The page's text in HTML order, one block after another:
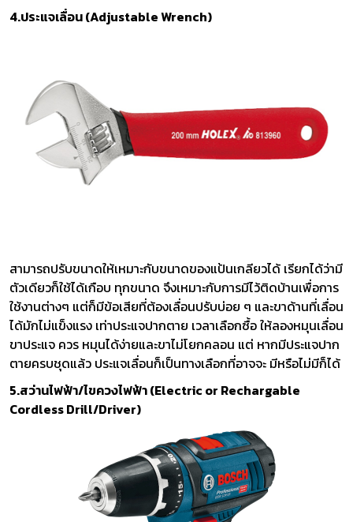
4.ประแจเลื่อน (Adjustable Wrench)
สามารถปรับขนาดให้เหมาะกับขนาดของแป้นเกลียวได้ เรียกได้ว่ามี
ตัวเดียวก็ใช้ได้เกือบ ทุกขนาด จึงเหมาะกับการมีไว้ติดบ้านเพื่อการ
ใช้งานต่างๆ แต่ก็มีข้อเสียที่ต้องเลื่อนปรับบ่อย ๆ และขาด้านที่เลื่อน
ได้มักไม่แข็งแรง เท่าประแจปากตาย เวลาเลือกซื้อ ให้ลองหมุนเลื่อน
ขาประแจ ควร หมุนได้ง่ายและขาไม่โยกคลอน แต่ หากมีประแจปาก
ตายครบชุดแล้ว ประแจเลื่อนก็เป็นทางเลือกที่อาจจะ มีหรือไม่มีก็ได้
5.สว่านไฟฟ้า/ไขควงไฟฟ้า (Electric or Rechargable
Cordless Drill/Driver)